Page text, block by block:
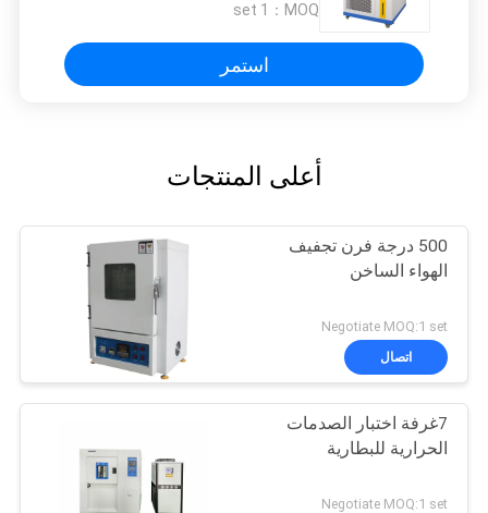
MOQ：
1 set
استمر
أعلى المنتجات
500 درجة فرن تجفيف
الهواء الساخن
Negotiate MOQ:1 set
اتصال
7غرفة اختبار الصدمات
الحرارية للبطارية
Negotiate MOQ:1 set